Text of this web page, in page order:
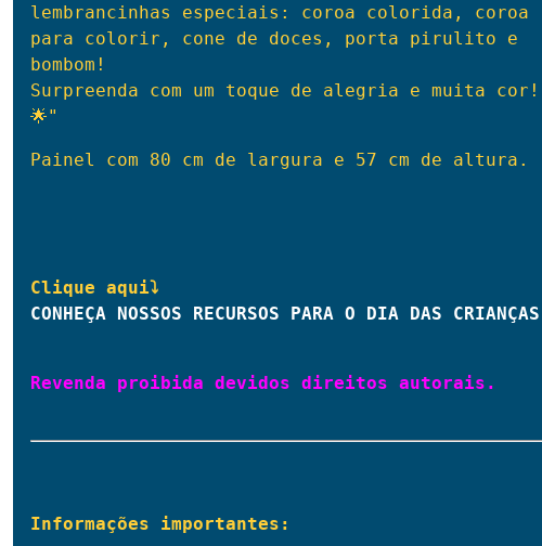
lembrancinhas especiais: coroa colorida, coroa
para colorir, cone de doces, porta pirulito e
bombom!
Surpreenda com um toque de alegria e muita cor!
🌟"
Painel com 80 cm de largura e 57 cm de altura.
CONHEÇA NOSSOS RECURSOS PARA O DIA DAS CRIANÇAS
Revenda proibida devidos direitos autorais.
Informações importantes: